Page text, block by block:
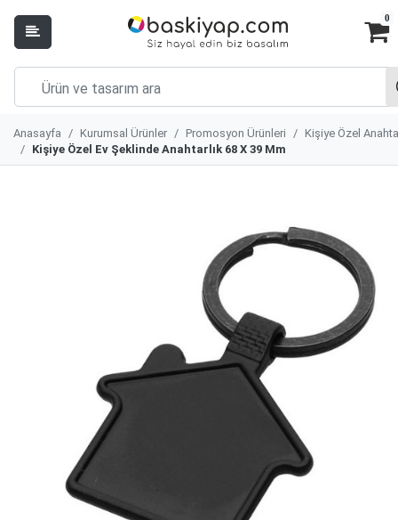
0
Anasayfa Kurumsal Ürünler Promosyon Ürünleri
Kişiye Özel
Kişiye Özel Ev Şeklinde Anahtarlık 68 X 39 Mm